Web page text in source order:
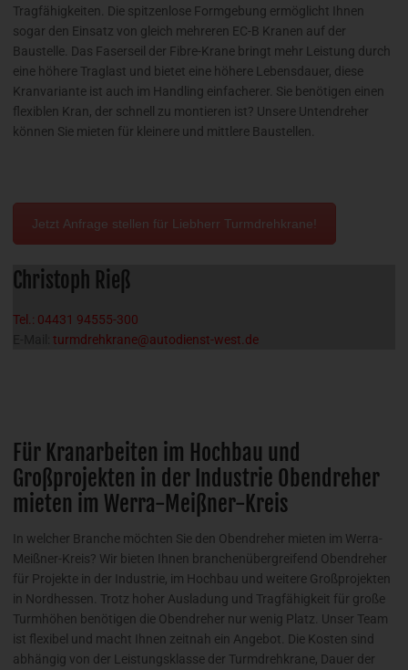
Tragfähigkeiten. Die spitzenlose Formgebung ermöglicht Ihnen
sogar den Einsatz von gleich mehreren EC-B Kranen auf der
Baustelle. Das Faserseil der Fibre-Krane bringt mehr Leistung durch
eine höhere Traglast und bietet eine höhere Lebensdauer, diese
Kranvariante ist auch im Handling einfacherer. Sie benötigen einen
flexiblen Kran, der schnell zu montieren ist? Unsere Untendreher
können Sie mieten für kleinere und mittlere Baustellen.
Jetzt Anfrage stellen für Liebherr Turmdrehkrane!
Christoph Rieß
Tel.: 04431 94555-300
turmdrehkrane@autodienst-west.de
Für Kranarbeiten im Hochbau und
Großprojekten in der Industrie Obendreher
mieten im Werra-Meißner-Kreis
In welcher Branche möchten Sie den Obendreher mieten im Werra-
Meißner-Kreis? Wir bieten Ihnen branchenübergreifend Obendreher
für Projekte in der Industrie, im Hochbau und weitere Großprojekten
in Nordhessen. Trotz hoher Ausladung und Tragfähigkeit für große
Turmhöhen benötigen die Obendreher nur wenig Platz. Unser Team
ist flexibel und macht Ihnen zeitnah ein Angebot. Die Kosten sind
abhängig von der Leistungsklasse der Turmdrehkrane, Dauer der